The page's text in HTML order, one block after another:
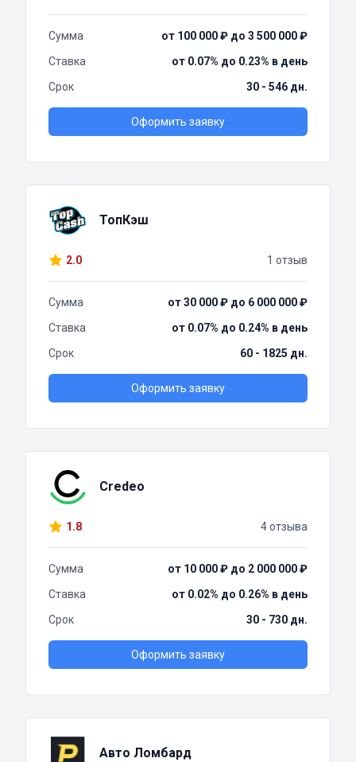
Сумма
от 100 000 ₽ до 3 500 000 ₽
Ставка
от 0.07% до 0.23% в день
Срок
30 - 546 дн.
Оформить заявку
ТопКэш
2.0 1 отзыв
Сумма
от 30 000 ₽ до 6 000 000 ₽
Ставка
от 0.07% до 0.24% в день
Срок
60 - 1825 дн.
Оформить заявку
Credeo
1.8 4 отзыва
Сумма
от 10 000 ₽ до 2 000 000 ₽
Ставка
от 0.02% до 0.26% в день
Срок
30 - 730 дн.
Оформить заявку
Авто Ломбард